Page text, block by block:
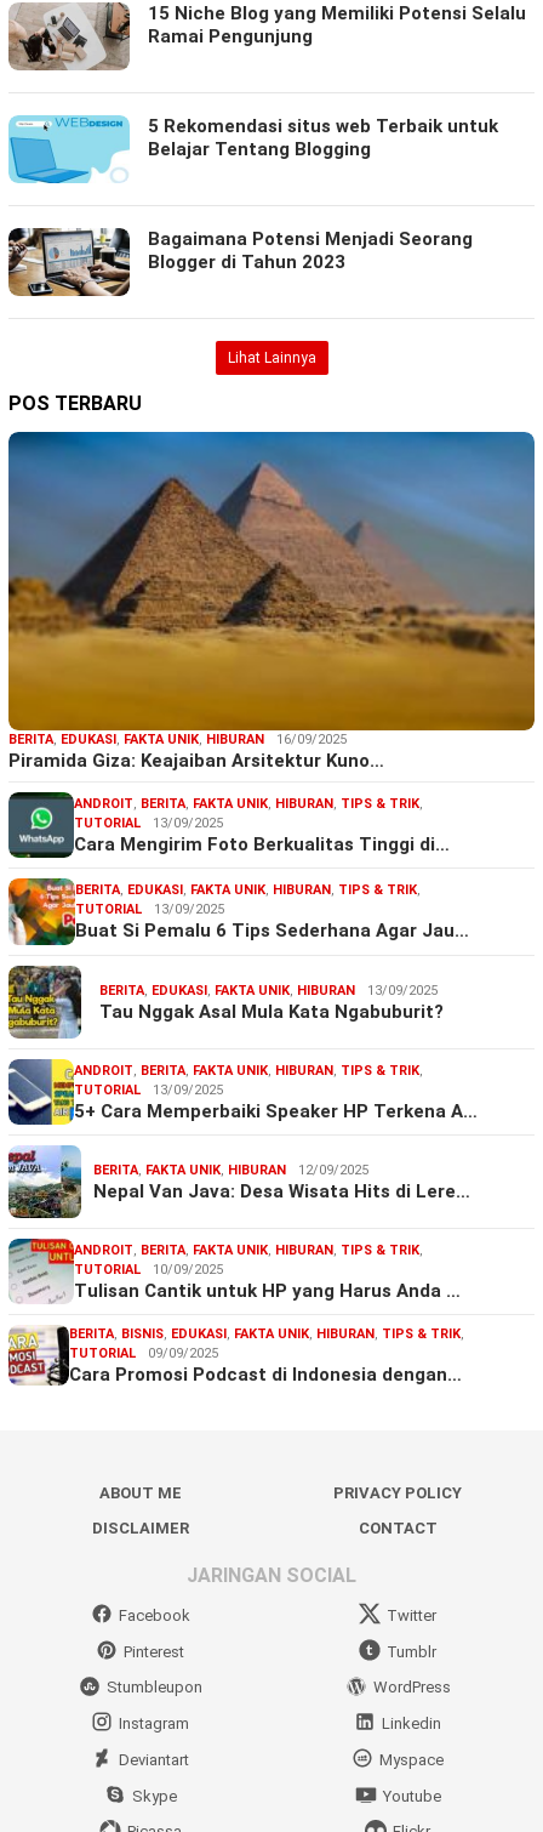
15 Niche Blog yang Memiliki Potensi Selalu
Ramai Pengunjung
5 Rekomendasi situs web Terbaik untuk
Belajar Tentang Blogging
Bagaimana Potensi Menjadi Seorang
Blogger di Tahun 2023
Lihat Lainnya
POS TERBARU
BERITA, EDUKASI, FAKTA UNIK, HIBURAN 16/09/2025
Piramida Giza: Keajaiban Arsitektur Kuno…
ANDROIT, BERITA, FAKTA UNIK, HIBURAN, TIPS & TRIK,
TUTORIAL
13/09/2025
Cara Mengirim Foto Berkualitas Tinggi di…
BERITA, EDUKASI, FAKTA UNIK, HIBURAN, TIPS & TRIK,
TUTORIAL
13/09/2025
Buat Si Pemalu 6 Tips Sederhana Agar Jau…
BERITA, EDUKASI, FAKTA UNIK, HIBURAN 13/09/2025
Tau Nggak Asal Mula Kata Ngabuburit?
ANDROIT, BERITA, FAKTA UNIK, HIBURAN, TIPS & TRIK,
TUTORIAL
13/09/2025
5+ Cara Memperbaiki Speaker HP Terkena A…
BERITA, FAKTA UNIK, HIBURAN 12/09/2025
Nepal Van Java: Desa Wisata Hits di Lere…
ANDROIT, BERITA, FAKTA UNIK, HIBURAN, TIPS & TRIK,
TUTORIAL
10/09/2025
Tulisan Cantik untuk HP yang Harus Anda …
BERITA, BISNIS, EDUKASI, FAKTA UNIK, HIBURAN, TIPS & TRIK,
TUTORIAL
09/09/2025
Cara Promosi Podcast di Indonesia dengan…
ABOUT ME
PRIVACY POLICY
DISCLAIMER
CONTACT
JARINGAN SOCIAL
Facebook
Twitter
Pinterest
Tumblr
Stumbleupon
WordPress
Instagram
Linkedin
Deviantart
Myspace
Skype
Youtube